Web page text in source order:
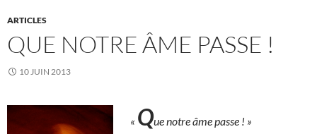
ARTICLES
QUE NOTRE ÂME PASSE !
10 JUIN 2013
« Que notre âme passe ! »